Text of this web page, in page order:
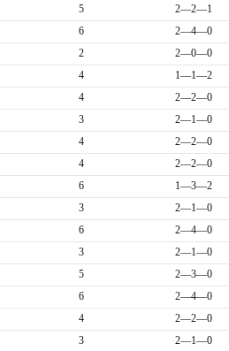
5 2—2—1
6 2—4—0
2 2—0—0
4 1—1—2
4 2—2—0
3 2—1—0
4 2—2—0
4 2—2—0
6 1—3—2
3 2—1—0
6 2—4—0
3 2—1—0
5 2—3—0
6 2—4—0
4 2—2—0
3 2—1—0